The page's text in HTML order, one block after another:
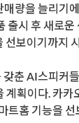
량을 늘리기
출시 후 새로
선보이기까지
춘 AI스피커
계획이다. 카
트홈 기능을